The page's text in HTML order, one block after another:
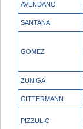
AVENDANO
SANTANA
GOMEZ
ZUNIGA
GITTERMANN
PIZZULIC